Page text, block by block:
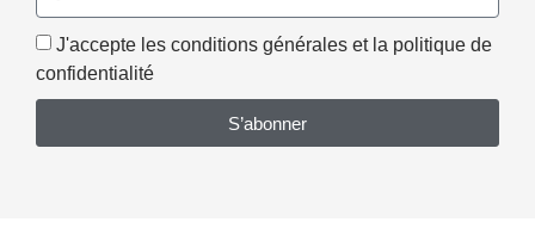
J'accepte les conditions générales et la politique de
confidentialité
S’abonner